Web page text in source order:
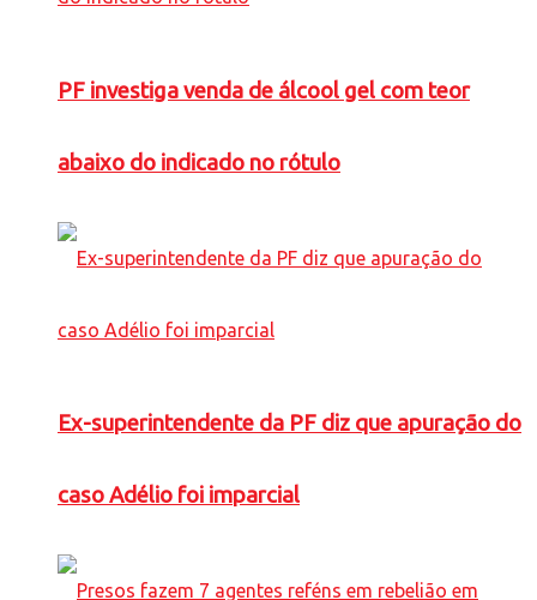
PF investiga venda de álcool gel com teor
abaixo do indicado no rótulo
Ex-superintendente da PF diz que apuração do
caso Adélio foi imparcial